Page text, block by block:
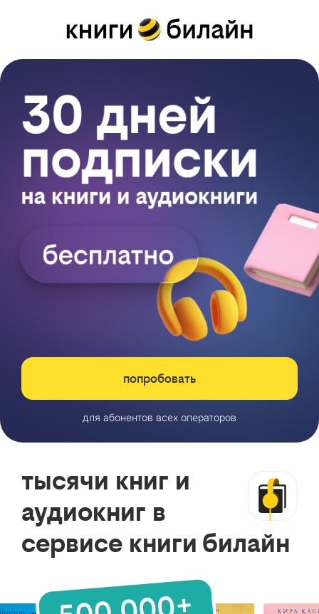
попробовать
для абонентов всех операторов
тысячи книг и
аудиокниг в
сервисе книги билайн